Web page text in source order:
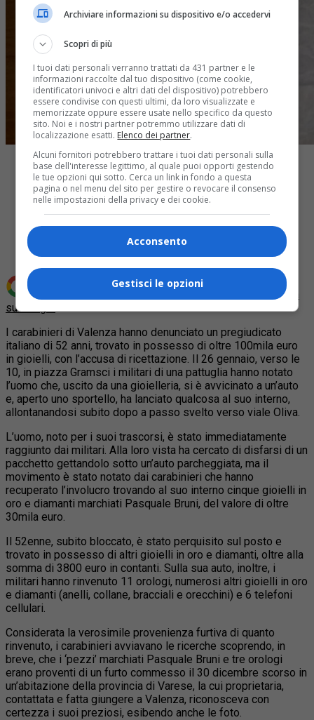
Share
Tweet
Aggiungi Quotidiano Piemontese come
Fonte preferita
su Google
I carabinieri di Valenza hanno denunciato un pregiudicato
italiano di 52 anni, trovato in possesso di oltre 100mila euro
in gioielli, con l’accusa di ricettazione. Il 26 gennaio, verso le
10, in piazza Gramsci i militari di una pattuglia hanno notato
l’uomo che, uscito da una gioielleria, si è avvicinato a un’auto
e, aperto uno sportello, ha lanciato qualcosa al suo interno,
allontanandosi subito dopo a passo svelto verso viale Oliva.
L’uomo, noto per i suoi trascorsi, è stato immediatamente
raggiunto dai militari. Alla loro vista ha cercato di disfarsi di un
pacchetto gettandolo sotto un’auto parcheggiata, ma il
movimento è stato notato dai carabinieri che hanno
recuperato l’involucro trovando al suo interno cinque gioielli in
oro e diamanti marchiati Pasquale Bruni, del valore di oltre
30mila euro.
Il 52enne, subito bloccato, è stato perquisito sul posto e
trovato in possesso di altri gioielli in oro e diamanti, oltre alla
somma di 3800 euro in contanti. Sulla sua auto, inoltre, i
militari hanno rinvenuto 11 orologi, numerosi altri gioielli in oro
e diamanti (anelli, collane, bracciali e orecchini) e 6 telefoni
cellulari.
Considerata la verosimile provenienza furtiva di quanto
rinvenuto, i carabinieri avviavano le ricerche scoprendo, in
breve, che i ‘pezzi’ marchiati Pasquale Bruni e tre orologi
erano proventi di un furto commesso il 30 dicembre scorso in
un’abitazione della provincia di Varese, la cui proprietaria,
contattata e fatta giungere a Valenza, riconosceva con
certezza i suoi preziosi, esibendo anche le foto.
Archiviare informazioni su dispositivo e/o accedervi
Scopri di più
I tuoi dati personali verranno trattati da 431 partner e le
informazioni raccolte dal tuo dispositivo (come cookie,
identificatori univoci e altri dati del dispositivo) potrebbero
essere condivise con questi ultimi, da loro visualizzate e
memorizzate oppure essere usate nello specifico da questo
sito. Noi e i nostri partner potremmo utilizzare dati di
localizzazione esatti. Elenco dei partner.
Alcuni fornitori potrebbero trattare i tuoi dati personali sulla
base dell'interesse legittimo, al quale puoi opporti gestendo
le tue opzioni qui sotto. Cerca un link in fondo a questa
pagina o nel menu del sito per gestire o revocare il consenso
nelle impostazioni della privacy e dei cookie.
Acconsento
Gestisci le opzioni